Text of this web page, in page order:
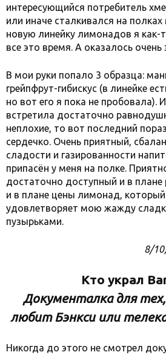
интересующийся потребитель
или иначе сталкивался на
новую линейку лимонадов я как-
все это время. А оказалось очень
В мои руки попало 3 образца:
грейпфрут-гибискус (в линейке
но вот его я пока не пробовала).
встретила достаточно
неплохие, то вот последний
сердечко. Очень приятный,
сладости и газированности
припасён у меня на полке.
достаточно доступный и в плане
и в плане цены лимонад,
удовлетворяет мою жажду
пузырьками.
8/
Кто украл
Документалка для
любит Бэнкси или
Никогда до этого не смотрел